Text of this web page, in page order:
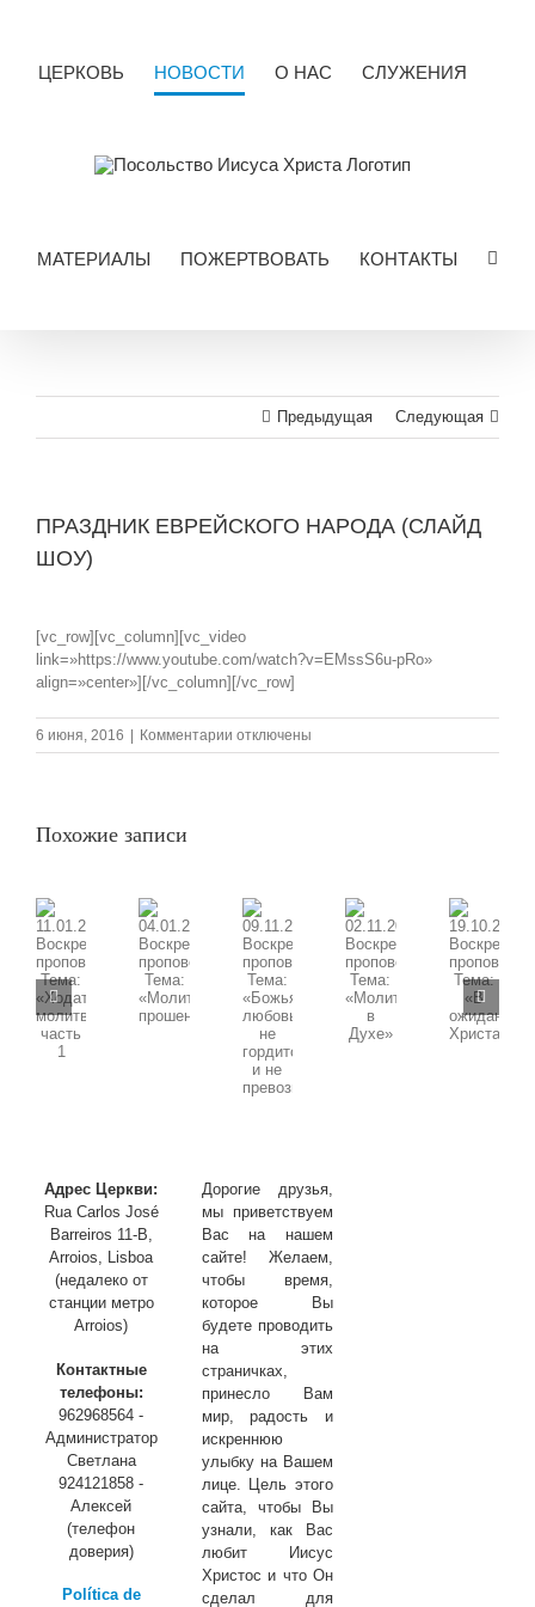
ЦЕРКОВЬ НОВОСТИ О НАС СЛУЖЕНИЯ
МАТЕРИАЛЫ ПОЖЕРТВОВАТЬ КОНТАКТЫ
Предыдущая Следующая
ПРАЗДНИК ЕВРЕЙСКОГО НАРОДА (СЛАЙД
ШОУ)
Image
[vc_row][vc_column][vc_video
link=»https://www.youtube.com/watch?v=EMssS6u-pRo»
align=»center»][/vc_column][/vc_row]
6 июня, 2016 Комментарии к
записи
отключены
Похожие записи
11.01.2026
Воскресная
проповедь,
«Ходатайственная
04.01.2026
Воскресная
проповедь,
09.11.2025
Воскресная
проповедь,
Тема:
«Божья
любовь
превозносится»
02.11.2025
Воскресная
проповедь,
Тема:
19.10.2025
Воскресная
проповедь,
Тема:
Адрес Церкви:
Rua Carlos José
Barreiros 11-B,
Arroios, Lisboa
(недалеко от
станции метро
Arroios)
Контактные
телефоны:
962968564 -
Администратор
Светлана
924121858 -
Алексей
(телефон
доверия)
Política de
Дорогие друзья,
мы приветствуем
Вас на нашем
сайте! Желаем,
чтобы время,
которое Вы
будете проводить
на этих
страничках,
принесло Вам
мир, радость и
искреннюю
улыбку на Вашем
лице. Цель этого
сайта, чтобы Вы
узнали, как Вас
любит Иисус
Христос и что Он
сделал для